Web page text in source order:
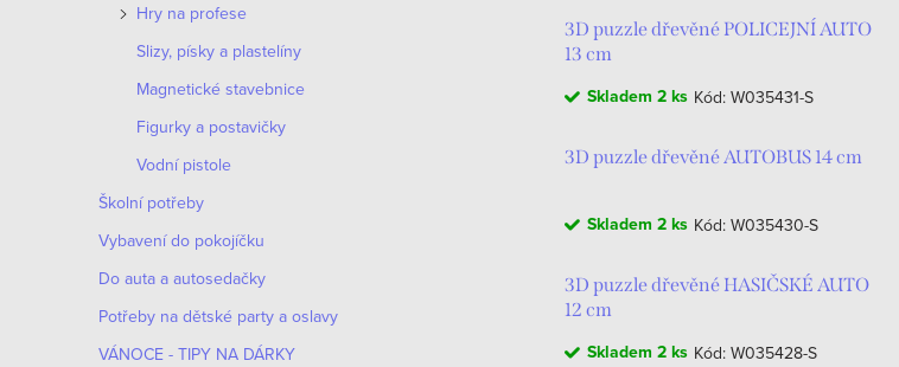
Hry na profese
Slizy, písky a plastelíny
Magnetické stavebnice
Figurky a postavičky
Vodní pistole
Školní potřeby
Vybavení do pokojíčku
Do auta a autosedačky
Potřeby na dětské party a oslavy
VÁNOCE - TIPY NA DÁRKY
3D puzzle dřevěné POLICEJNÍ AUTO
13 cm
Skladem 2 ks Kód: W035431-S
3D puzzle dřevěné AUTOBUS 14 cm
Skladem 2 ks Kód: W035430-S
3D puzzle dřevěné HASIČSKÉ AUTO
12 cm
Skladem 2 ks Kód: W035428-S